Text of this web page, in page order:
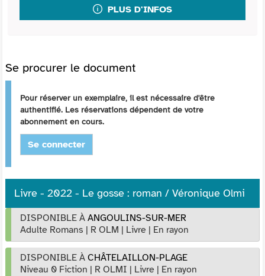
PLUS D'INFOS
Se procurer le document
Pour réserver un exemplaire, il est nécessaire d'être
authentifié. Les réservations dépendent de votre
abonnement en cours.
Se connecter
Livre - 2022 - Le gosse : roman / Véronique Olmi
DISPONIBLE À ANGOULINS-SUR-MER
Adulte Romans | R OLM | Livre | En rayon
DISPONIBLE À CHÂTELAILLON-PLAGE
Niveau 0 Fiction | R OLMI | Livre | En rayon